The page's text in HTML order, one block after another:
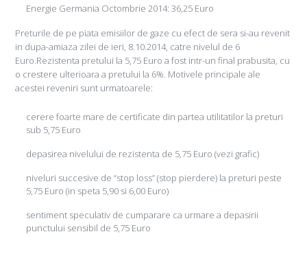
Energie Germania Octombrie 2014: 36,25 Euro
Preturile de pe piata emisiilor de gaze cu efect de sera si-au revenit
in dupa-amiaza zilei de ieri, 8.10.2014, catre nivelul de 6
Euro.Rezistenta pretului la 5,75 Euro a fost intr-un final prabusita, cu
o crestere ulterioara a pretului la 6%. Motivele principale ale
acestei reveniri sunt urmatoarele:
cerere foarte mare de certificate din partea utilitatilor la preturi
sub 5,75 Euro
depasirea nivelului de rezistenta de 5,75 Euro (vezi grafic)
niveluri succesive de “stop loss” (stop pierdere) la preturi peste
5,75 Euro (in speta 5,90 si 6,00 Euro)
sentiment speculativ de cumparare ca urmare a depasirii
punctului sensibil de 5,75 Euro